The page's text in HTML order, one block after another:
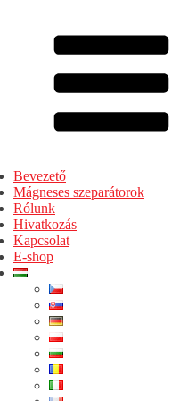
Bevezető
Mágneses szeparátorok
Rólunk
Hivatkozás
Kapcsolat
E-shop